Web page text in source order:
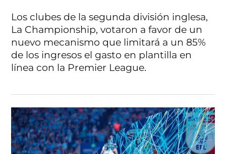
Los clubes de la segunda división inglesa,
La Championship, votaron a favor de un
nuevo mecanismo que limitará a un 85%
de los ingresos el gasto en plantilla en
línea con la Premier League.